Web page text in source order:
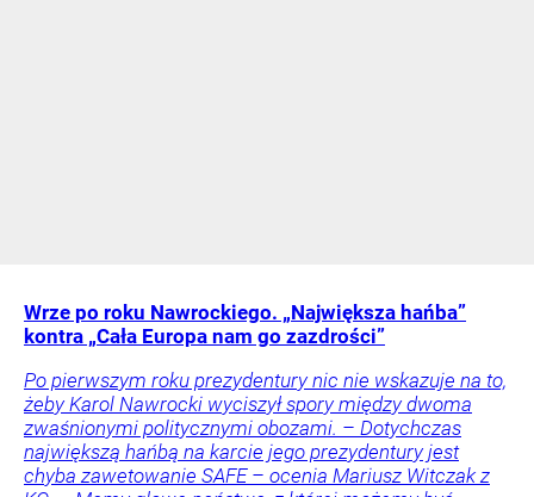
Wrze po roku Nawrockiego. „Największa hańba”
kontra „Cała Europa nam go zazdrości”
Po pierwszym roku prezydentury nic nie wskazuje na to,
żeby Karol Nawrocki wyciszył spory między dwoma
zwaśnionymi politycznymi obozami. – Dotychczas
największą hańbą na karcie jego prezydentury jest
chyba zawetowanie SAFE – ocenia Mariusz Witczak z